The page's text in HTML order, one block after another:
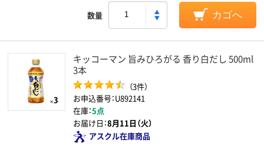
数量 カゴへ
キッコーマン 旨みひろがる 香り白だし 500ml
3本
（3件）
お申込番号：U892141
在庫：5点
お届け日：8月11日（火）
アスクル在庫商品